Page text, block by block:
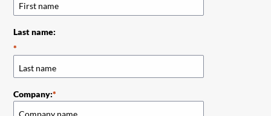
Last name:
Company: